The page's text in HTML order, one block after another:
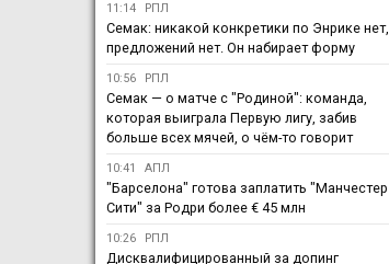
11:14 РПЛ
Семак: никакой конкретики по Энрике нет,
предложений нет. Он набирает форму
10:56 РПЛ
Семак — о матче с "Родиной": команда,
которая выиграла Первую лигу, забив
больше всех мячей, о чём-то говорит
10:41 АПЛ
"Барселона" готова заплатить "Манчестер
Сити" за Родри более € 45 млн
10:26 РПЛ
Дисквалифицированный за допинг